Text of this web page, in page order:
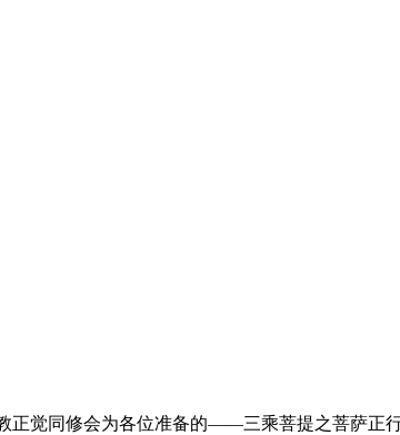
觉同修会为各位准备的——三乘菩提之菩萨正